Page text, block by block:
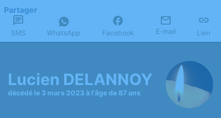
Partager
SMS WhatsApp Facebook E-mail Lien
Lucien DELANNOY
décédé le 3 mars 2023 à l'âge de 87 ans